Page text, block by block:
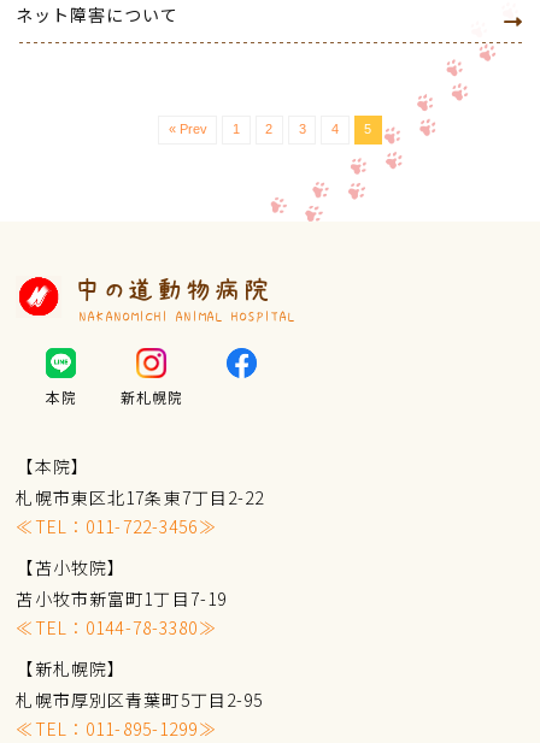
ネット障害について
« Prev 1 2 3 4 5
中の道動物病院
NAKANOMICHI ANIMAL HOSPITAL
本院 新札幌院
【本院】
札幌市東区北17条東7丁目2-22
≪TEL： 011-722-3456≫
【苫小牧院】
苫小牧市新富町1丁目7-19
≪TEL： 0144-78-3380≫
【新札幌院】
札幌市厚別区青葉町5丁目2-95
≪TEL： 011-895-1299≫